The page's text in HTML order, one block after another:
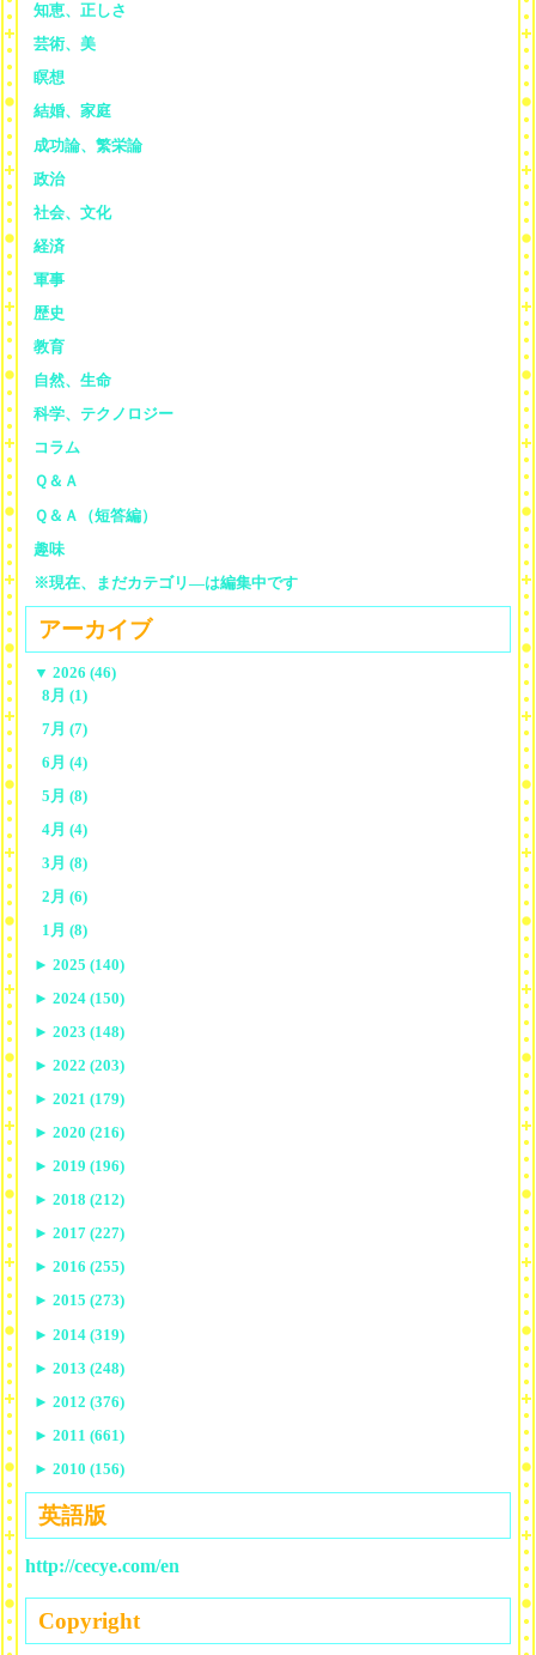
知恵、正しさ
芸術、美
瞑想
結婚、家庭
成功論、繁栄論
政治
社会、文化
経済
軍事
歴史
教育
自然、生命
科学、テクノロジー
コラム
Ｑ＆Ａ
Ｑ＆Ａ（短答編）
趣味
※現在、まだカテゴリ—は編集中です
アーカイブ
▼ 2026 (46)
8月 (1)
7月 (7)
6月 (4)
5月 (8)
4月 (4)
3月 (8)
2月 (6)
1月 (8)
► 2025 (140)
► 2024 (150)
► 2023 (148)
► 2022 (203)
► 2021 (179)
► 2020 (216)
► 2019 (196)
► 2018 (212)
► 2017 (227)
► 2016 (255)
► 2015 (273)
► 2014 (319)
► 2013 (248)
► 2012 (376)
► 2011 (661)
► 2010 (156)
英語版
http://cecye.com/en
Copyright